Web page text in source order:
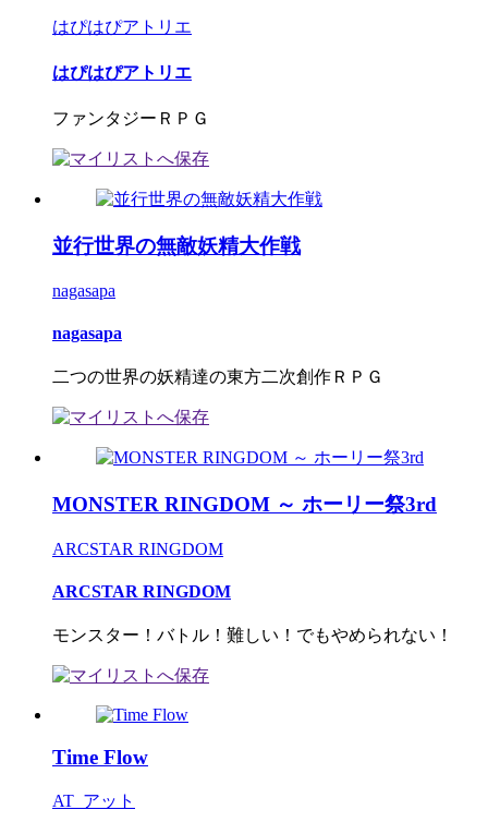
はぴはぴアトリエ
はぴはぴアトリエ
ファンタジーＲＰＧ
並行世界の無敵妖精大作戦
nagasapa
nagasapa
二つの世界の妖精達の東方二次創作ＲＰＧ
MONSTER RINGDOM ～ ホーリー祭3rd
ARCSTAR RINGDOM
ARCSTAR RINGDOM
モンスター！バトル！難しい！でもやめられない！
Time Flow
AT_アット